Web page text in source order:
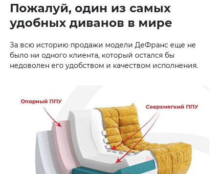
Пожалуй, один из самых
удобных диванов в мире
За всю историю продажи модели ДеФранс еще не
было ни одного клиента, который остался бы
недоволен его удобством и качеством исполнения.